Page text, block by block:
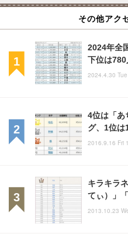
その他アク
2024年全
下位は780
2024.4.30
4位は「あ
グ、1位は
2016.9.16 Fri
キラキラ
てぃ）」
2013.10.23